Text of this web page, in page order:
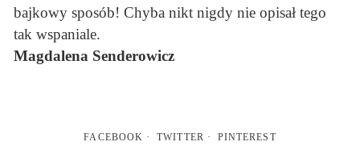
bajkowy sposób! Chyba nikt nigdy nie opisał tego
tak wspaniale.
Magdalena Senderowicz
FACEBOOK TWITTER PINTEREST